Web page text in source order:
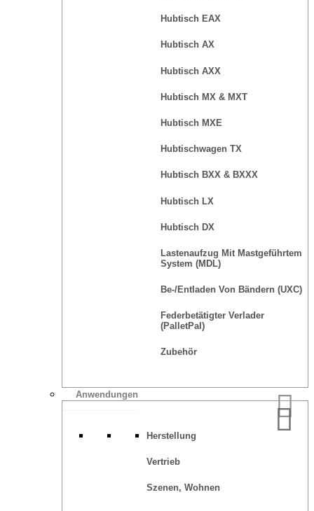
Hubtisch EAX
Hubtisch AX
Hubtisch AXX
Hubtisch MX & MXT
Hubtisch MXE
Hubtischwagen TX
Hubtisch BXX & BXXX
Hubtisch LX
Hubtisch DX
Lastenaufzug Mit Mastgeführtem
System (MDL)
Be-/Entladen Von Bändern (UXC)
Federbetätigter Verlader
(PalletPal)
Zubehör
Anwendungen
Herstellung
Vertrieb
Szenen, Wohnen